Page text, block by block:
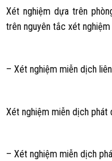
Xét nghiệm dựa trên
trên nguyên tắc xét
– Xét nghiệm miễn dịch
Xét nghiệm miễn dịch phát
– Xét nghiệm miễn dịch